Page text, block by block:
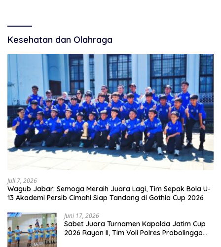
Kesehatan dan Olahraga
Juli 7, 2026
Wagub Jabar: Semoga Meraih Juara Lagi, Tim Sepak Bola U-
13 Akademi Persib Cimahi Siap Tandang di Gothia Cup 2026
Juni 17, 2026
Sabet Juara Turnamen Kapolda Jatim Cup
2026 Rayon II, Tim Voli Polres Probolinggo